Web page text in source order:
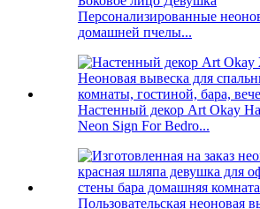
Персонализированные
домашней пчелы...
Настенный декор Art Okay
Neon Sign For Bedro...
Пользовательская неоновая